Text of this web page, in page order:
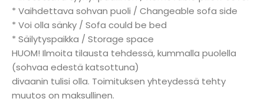
* Vaihdettava sohvan puoli / Changeable sofa side
* Voi olla sänky / Sofa could be bed
* Säilytyspaikka / Storage space
HUOM! Ilmoita tilausta tehdessä, kummalla puolella
(sohvaa edestä katsottuna)
divaanin tulisi olla. Toimituksen yhteydessä tehty
muutos on maksullinen.